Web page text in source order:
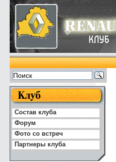
Состав клуба
Форум
Фото со встреч
Партнеры клуба